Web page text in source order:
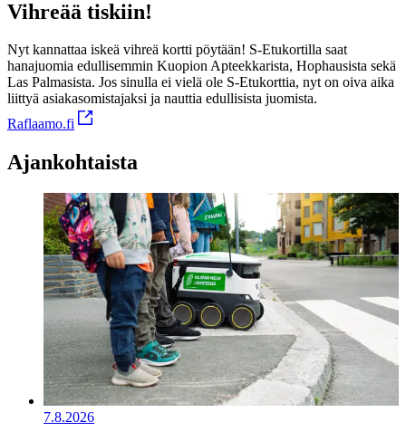
Vihreää tiskiin!
Nyt kannattaa iskeä vihreä kortti pöytään! S-Etukortilla saat
hanajuomia edullisemmin Kuopion Apteekkarista, Hophausista sekä
Las Palmasista. Jos sinulla ei vielä ole S-Etukorttia, nyt on oiva aika
liittyä asiakasomistajaksi ja nauttia edullisista juomista.
Raflaamo.fi
Ajankohtaista
7.8.2026